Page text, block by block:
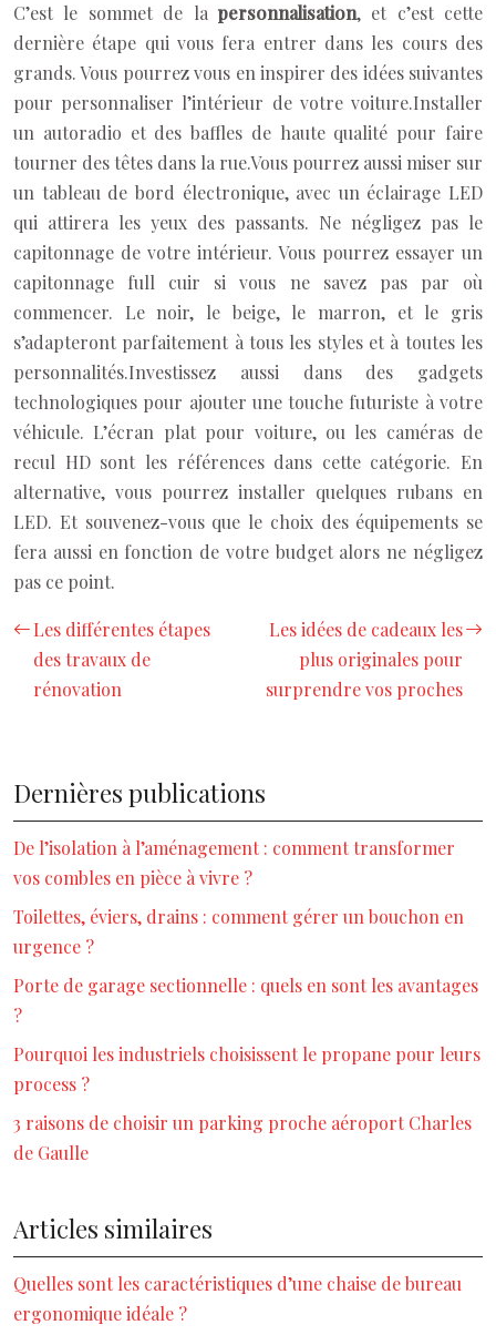
C’est le sommet de la personnalisation, et c’est cette
dernière étape qui vous fera entrer dans les cours des
grands. Vous pourrez vous en inspirer des idées suivantes
pour personnaliser l’intérieur de votre voiture.Installer
un autoradio et des baffles de haute qualité pour faire
tourner des têtes dans la rue.Vous pourrez aussi miser sur
un tableau de bord électronique, avec un éclairage LED
qui attirera les yeux des passants. Ne négligez pas le
capitonnage de votre intérieur. Vous pourrez essayer un
capitonnage full cuir si vous ne savez pas par où
commencer. Le noir, le beige, le marron, et le gris
s’adapteront parfaitement à tous les styles et à toutes les
personnalités.Investissez aussi dans des gadgets
technologiques pour ajouter une touche futuriste à votre
véhicule. L’écran plat pour voiture, ou les caméras de
recul HD sont les références dans cette catégorie. En
alternative, vous pourrez installer quelques rubans en
LED. Et souvenez-vous que le choix des équipements se
fera aussi en fonction de votre budget alors ne négligez
pas ce point.
Les différentes étapes
des travaux de
rénovation
Les idées de cadeaux les
plus originales pour
surprendre vos proches
Dernières publications
De l’isolation à l’aménagement : comment transformer
vos combles en pièce à vivre ?
Toilettes, éviers, drains : comment gérer un bouchon en
urgence ?
Porte de garage sectionnelle : quels en sont les avantages
?
Pourquoi les industriels choisissent le propane pour leurs
process ?
3 raisons de choisir un parking proche aéroport Charles
de Gaulle
Articles similaires
Quelles sont les caractéristiques d’une chaise de bureau
ergonomique idéale ?